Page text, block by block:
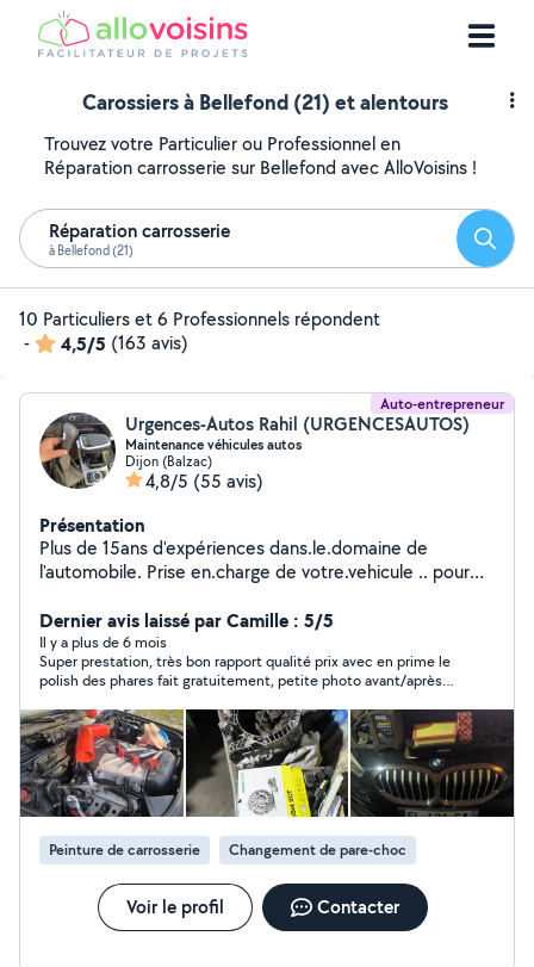
Carossiers à Bellefond (21) et alentours
Trouvez votre Particulier ou Professionnel en
Réparation carrosserie sur Bellefond avec AlloVoisins !
Réparation carrosserie
à Bellefond (21)
10 Particuliers et 6 Professionnels répondent
-
4,5/5 (163 avis)
Auto-entrepreneur
Urgences-Autos Rahil (URGENCESAUTOS)
Maintenance véhicules autos
Dijon (Balzac)
4,8/5 (55 avis)
Présentation
Plus de 15ans d'expériences dans.le.domaine de
l'automobile. Prise en.charge de votre.vehicule .. pour
Dernier avis laissé par Camille : 5/5
Il y a plus de 6 mois
Super prestation, très bon rapport qualité prix avec en prime le
polish des phares fait gratuitement, petite photo avant/après
recommande sans modération !!
Peinture de carrosserie Changement de pare-choc
Voir le profil Contacter